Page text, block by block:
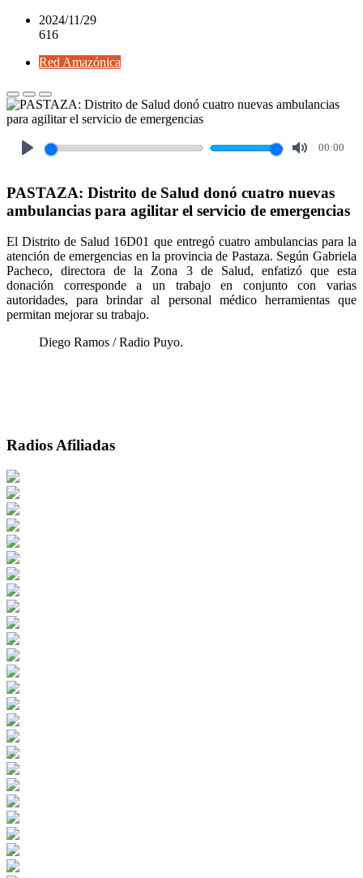
2024/11/29
616
Red Amazónica
00:00
PASTAZA: Distrito de Salud donó cuatro nuevas
ambulancias para agilitar el servicio de emergencias
El Distrito de Salud 16D01 que entregó cuatro ambulancias para la
atención de emergencias en la provincia de Pastaza. Según Gabriela
Pacheco, directora de la Zona 3 de Salud, enfatizó que esta
donación corresponde a un trabajo en conjunto con varias
autoridades, para brindar al personal médico herramientas que
permitan mejorar su trabajo.
Diego Ramos / Radio Puyo.
Radios Afiliadas